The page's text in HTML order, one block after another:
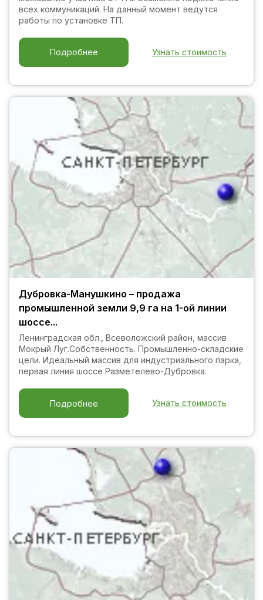
всех коммуникаций. На данный момент ведутся
работы по установке ТП.
Узнать стоимость
Подробнее
Дубровка-Манушкино – продажа
промышленной земли 9,9 га на 1-ой линии
шоссе...
Ленинградская обл., Всеволожский район, массив
Мокрый Луг.Собственность. Промышленно-складские
цели. Идеальный массив для индустриального парка,
первая линия шоссе Разметелево-Дубровка.
Узнать стоимость
Подробнее